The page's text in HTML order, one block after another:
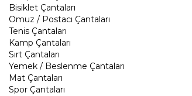
Bisiklet Çantaları
Omuz / Postacı Çantaları
Tenis Çantaları
Kamp Çantaları
Sırt Çantaları
Yemek / Beslenme Çantaları
Mat Çantaları
Spor Çantaları